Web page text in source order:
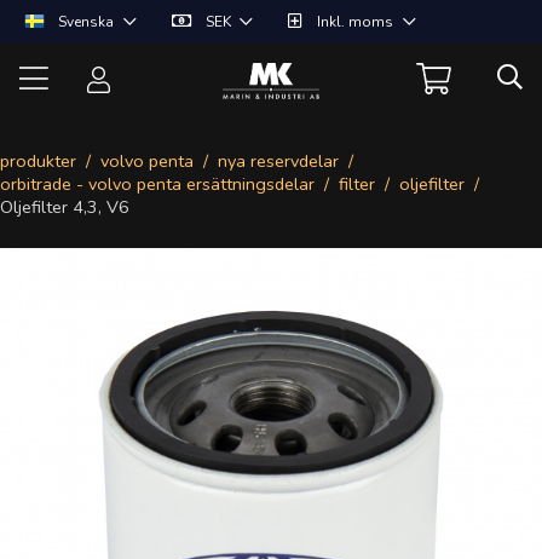
Svenska SEK Inkl. moms
produkter volvo penta
nya reservdelar
orbitrade - volvo penta ersättningsdelar
filter
oljefilter
Oljefilter 4,3, V6